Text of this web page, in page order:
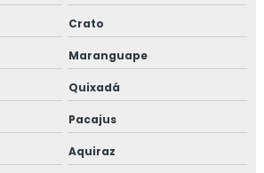
Crato
Maranguape
Quixadá
Pacajus
Aquiraz